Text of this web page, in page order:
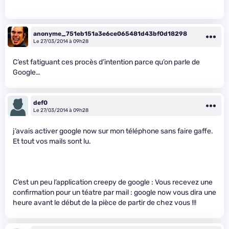
anonyme_751eb151a3e6ce065481d43bf0d18298
Le 27/03/2014 à 09h28
C’est fatiguant ces procès d’intention parce qu’on parle de
Google…
def0
Le 27/03/2014 à 09h28
j’avais activer google now sur mon téléphone sans faire gaffe.
Et tout vos mails sont lu.
C’est un peu l’application creepy de google : Vous recevez une
confirmation pour un téatre par mail : google now vous dira une
heure avant le début de la pièce de partir de chez vous !!!